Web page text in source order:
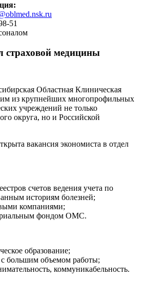
51
страховой медицины
Областная Клиническая
из крупнейших многопрофильных
учреждений не только
округа, но и Российской
вакансия экономиста в отдел
счетов ведения учета по
историям болезней;
компаниями;
фондом ОМС.
образование;
с большим объемом работы;
коммуникабельность.